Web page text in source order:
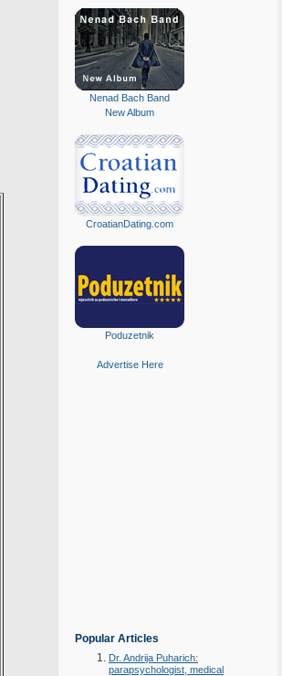
Nenad Bach Band
New Album
CroatianDating.com
Poduzetnik
Advertise Here
Popular Articles
Dr. Andrija Puharich:
parapsychologist, medical